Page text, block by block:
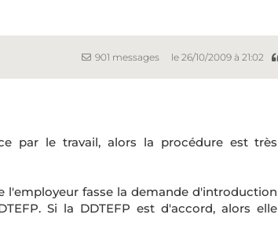
901 messages le 26/10/2009 à 21:02
par le travail, alors la procédure est très
l'employeur fasse la demande d'introduction
Si la DDTEFP est d'accord, alors elle